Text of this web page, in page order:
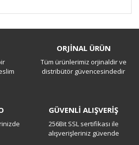
Yorum Yaz
ORJİNAL ÜRÜN
Tüm ürünlerimiz orjinaldir ve
distribütör güvencesindedir
GÜVENLİ ALIŞVERİŞ
256Bit SSL sertifikası ile
alışverişleriniz güvende